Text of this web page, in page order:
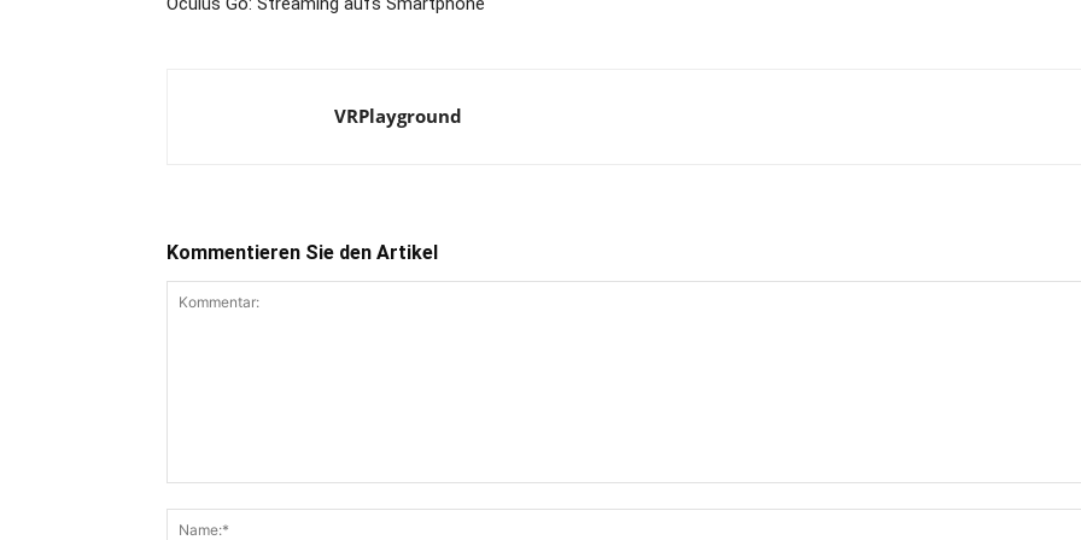
VRPlayground
Kommentieren Sie den Artikel